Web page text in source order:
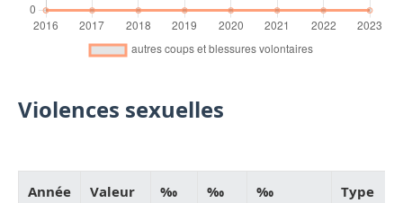
Violences sexuelles
Année Valeur ‰
‰
‰
Type